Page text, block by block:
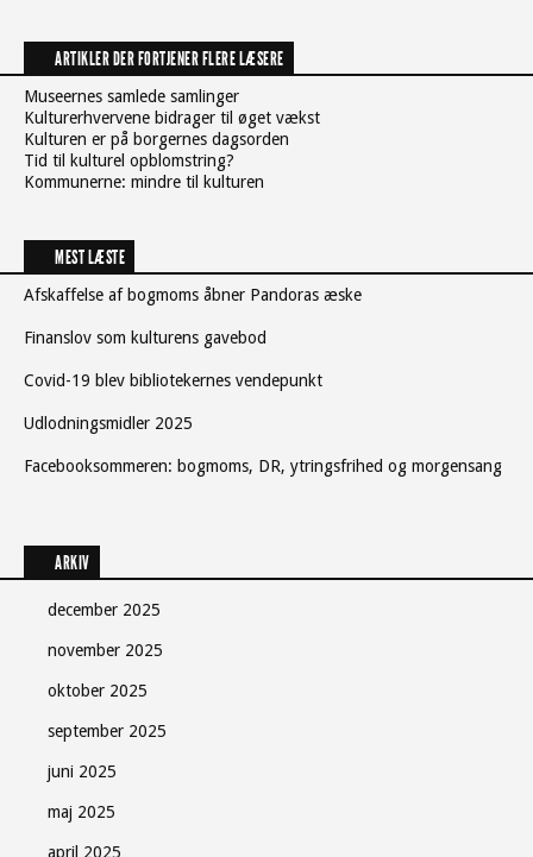
ARTIKLER DER FORTJENER FLERE LÆSERE
Museernes samlede samlinger
Kulturerhvervene bidrager til øget vækst
Kulturen er på borgernes dagsorden
Tid til kulturel opblomstring?
Kommunerne: mindre til kulturen
MEST LÆSTE
Afskaffelse af bogmoms åbner Pandoras æske
Finanslov som kulturens gavebod
Covid-19 blev bibliotekernes vendepunkt
Udlodningsmidler 2025
Facebooksommeren: bogmoms, DR, ytringsfrihed og morgensang
ARKIV
december 2025
november 2025
oktober 2025
september 2025
juni 2025
maj 2025
april 2025